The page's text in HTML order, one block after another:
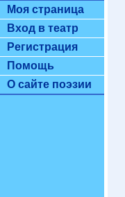
Моя страница
Вход в театр
Регистрация
Помощь
О сайте поэзии